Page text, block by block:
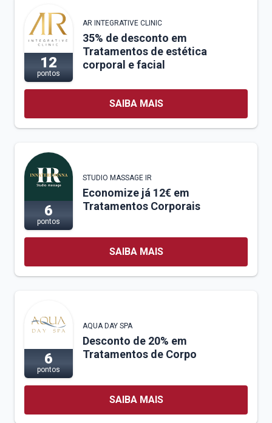
12
pontos
AR INTEGRATIVE CLINIC
35% de desconto em
Tratamentos de estética
corporal e facial
SAIBA MAIS
6
pontos
STUDIO MASSAGE IR
Economize já 12€ em
Tratamentos Corporais
SAIBA MAIS
6
pontos
AQUA DAY SPA
Desconto de 20% em
Tratamentos de Corpo
SAIBA MAIS